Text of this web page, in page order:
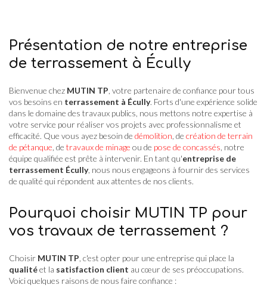
Présentation de notre entreprise
de terrassement à Écully
Bienvenue chez MUTIN TP , votre partenaire de confiance pour tous
vos besoins en terrassement à Écully. Forts d'une expérience solide
dans le domaine des travaux publics, nous mettons notre expertise à
votre service pour réaliser vos projets avec professionnalisme et
efficacité. Que vous ayez besoin de démolition , de création de terrain
de pétanque , de travaux de minage ou de pose de concassés , notre
équipe qualifiée est prête à intervenir. En tant qu'entreprise de
terrassement Écully, nous nous engageons à fournir des services
de qualité qui répondent aux attentes de nos clients.
Pourquoi choisir MUTIN TP pour
vos travaux de terrassement ?
Choisir MUTIN TP , c'est opter pour une entreprise qui place la
qualitéet la satisfaction client au cœur de ses préoccupations.
Voici quelques raisons de nous faire confiance :